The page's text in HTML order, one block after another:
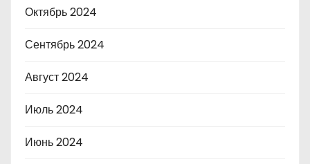
Октябрь 2024
Сентябрь 2024
Август 2024
Июль 2024
Июнь 2024